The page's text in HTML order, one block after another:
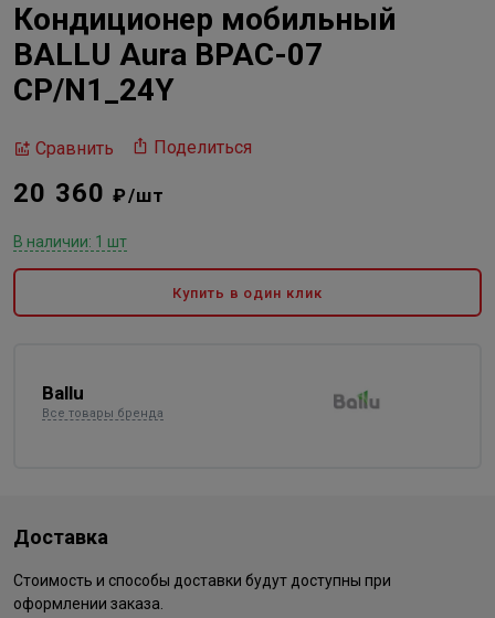
Кондиционер мобильный
BALLU Aura BPAC-07
CP/N1_24Y
Сравнить Поделиться
20 360₽/шт
В наличии: 1 шт
Купить в один клик
Ballu
Все товары бренда
Доставка
Стоимость и способы доставки будут доступны при
оформлении заказа.